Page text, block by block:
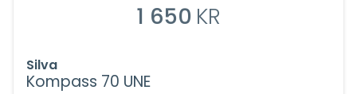
1 650 KR
Silva
Kompass 70 UNE